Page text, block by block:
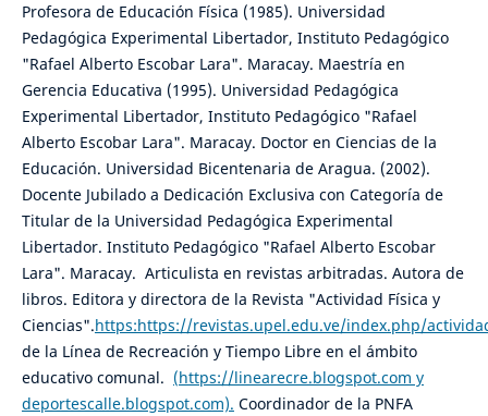
Profesora de Educación Física (1985). Universidad
Pedagógica Experimental Libertador, Instituto Pedagógico
"Rafael Alberto Escobar Lara". Maracay. Maestría en
Gerencia Educativa (1995). Universidad Pedagógica
Experimental Libertador, Instituto Pedagógico "Rafael
Alberto Escobar Lara". Maracay. Doctor en Ciencias de la
Educación. Universidad Bicentenaria de Aragua. (2002).
Docente Jubilado a Dedicación Exclusiva con Categoría de
Titular de la Universidad Pedagógica Experimental
Libertador. Instituto Pedagógico "Rafael Alberto Escobar
Lara". Maracay. Articulista en revistas arbitradas. Autora de
libros. Editora y directora de la Revista "Actividad Física y
Ciencias".https:https://revistas.upel.edu.ve/index.php/
de la Línea de Recreación y Tiempo Libre en el ámbito
educativo comunal. (https://linearecre.blogspot.com y
deportescalle.blogspot.com). Coordinador de la PNFA